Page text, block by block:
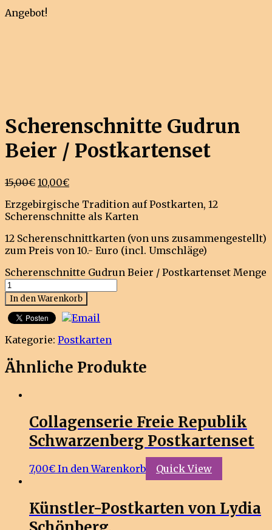
Angebot!
Scherenschnitte Gudrun
Beier / Postkartenset
15,00€ 10,00€
Erzgebirgische Tradition auf Postkarten, 12
Scherenschnitte als Karten
12 Scherenschnittkarten (von uns zusammengestellt)
zum Preis von 10.- Euro (incl. Umschläge)
Scherenschnitte Gudrun Beier / Postkartenset Menge
In den Warenkorb
Kategorie: Postkarten
Ähnliche Produkte
Collagenserie Freie Republik
Schwarzenberg Postkartenset
7,00€ In den Warenkorb Quick View
Künstler-Postkarten von Lydia